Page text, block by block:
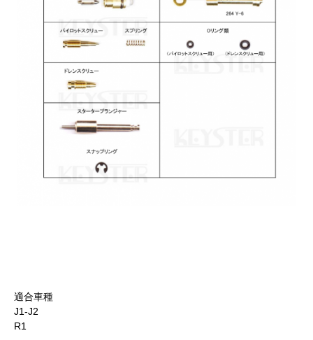
適合車種
J1-J2
R1